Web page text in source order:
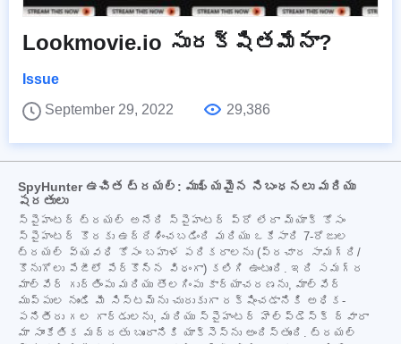
Lookmovie.io సురక్షితమేనా?
Issue
September 29, 2022
29,386
SpyHunter ఉచిత ట్రయల్: ముఖ్యమైన నిబంధనలు మరియు
షరతులు
స్పైహంటర్ ట్రయల్ అనేది స్పైహంటర్ ప్రో లేదా మ్యాక్ కోసం
స్పైహంటర్ కొరకు ఉద్దేశించబడింది మరియు ఒకేసారి 7-రోజుల
ట్రయల్ వ్యవధి కోసం బహుళ పరికరాలను (ప్రచార సామగ్రి/
కొనుగోలు పేజీలో పేర్కొన్న విధంగా) కలిగి ఉంటుంది. ఇది సమగ్ర
మాల్వేర్ గుర్తింపు మరియు తొలగింపు కార్యాచరణను, మాల్వేర్
ముప్పుల నుండి మీ సిస్టమ్‌ను చురుకుగా రక్షించడానికి అధిక-
పనితీరు గల గార్డులను, మరియు స్పైహంటర్ హెల్ప్‌డెస్క్ ద్వారా
మా సాంకేతిక మద్దతు బృందానికి యాక్సెస్‌ను అందిస్తుంది. ట్రయల్